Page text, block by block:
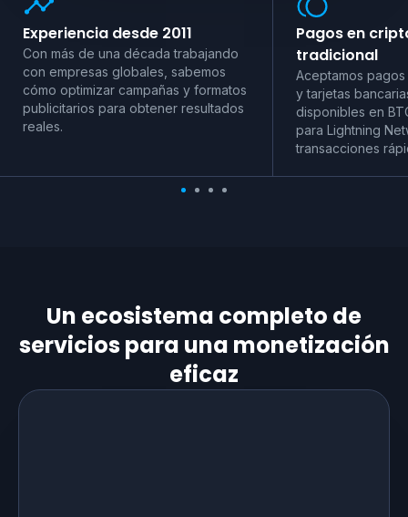
Experiencia desde 2011
Con más de una década trabajando
con empresas globales, sabemos
cómo optimizar campañas y formatos
publicitarios para obtener resultados
reales.
Pagos en
tradicional
Aceptamos
y tarjetas
disponibles en
para Lightning
transacciones
Un ecosistema completo de
servicios para una monetización
eficaz